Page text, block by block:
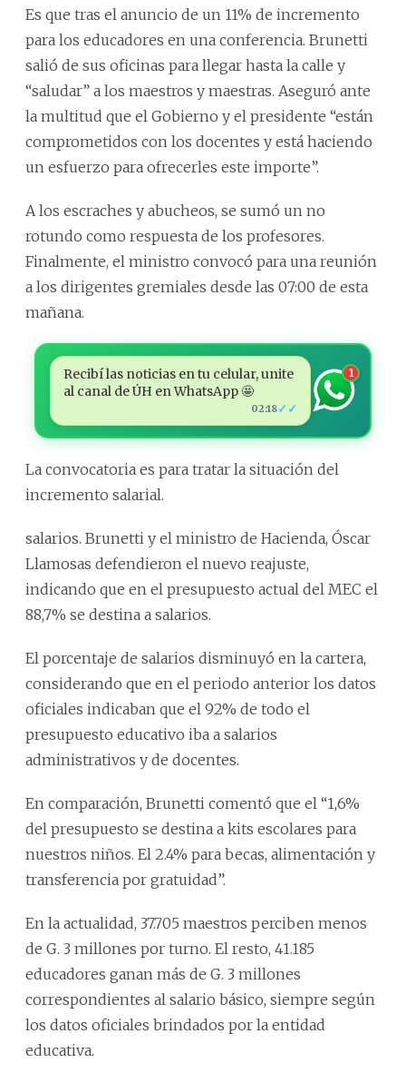
Es que tras el anuncio de un 11% de incremento
para los educadores en una conferencia. Brunetti
salió de sus oficinas para llegar hasta la calle y
“saludar” a los maestros y maestras. Aseguró ante
la multitud que el Gobierno y el presidente “están
comprometidos con los docentes y está haciendo
un esfuerzo para ofrecerles este importe”.
A los escraches y abucheos, se sumó un no
rotundo como respuesta de los profesores.
Finalmente, el ministro convocó para una reunión
a los dirigentes gremiales desde las 07:00 de esta
mañana.
Recibí las noticias en tu celular, unite
al canal de ÚH en WhatsApp 🤩
02:18✓✓
1
La convocatoria es para tratar la situación del
incremento salarial.
salarios. Brunetti y el ministro de Hacienda, Óscar
Llamosas defendieron el nuevo reajuste,
indicando que en el presupuesto actual del MEC el
88,7% se destina a salarios.
El porcentaje de salarios disminuyó en la cartera,
considerando que en el periodo anterior los datos
oficiales indicaban que el 92% de todo el
presupuesto educativo iba a salarios
administrativos y de docentes.
En comparación, Brunetti comentó que el “1,6%
del presupuesto se destina a kits escolares para
nuestros niños. El 2.4% para becas, alimentación y
transferencia por gratuidad”.
En la actualidad, 37.705 maestros perciben menos
de G. 3 millones por turno. El resto, 41.185
educadores ganan más de G. 3 millones
correspondientes al salario básico, siempre según
los datos oficiales brindados por la entidad
educativa.